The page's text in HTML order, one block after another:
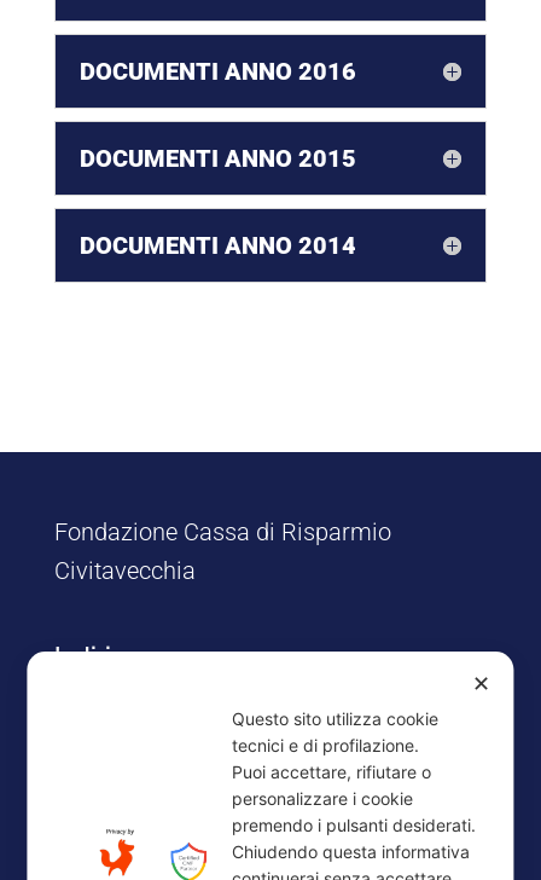
DOCUMENTI ANNO 2016
DOCUMENTI ANNO 2015
DOCUMENTI ANNO 2014
Fondazione Cassa di Risparmio
Civitavecchia
Indirizzo
00053 Civitavecchia (RM)
Tel. 0766.25172
Fax: 0766.30610
✕
Questo sito utilizza cookie
tecnici e di profilazione.
Puoi accettare, rifiutare o
personalizzare i cookie
premendo i pulsanti desiderati.
Chiudendo questa informativa